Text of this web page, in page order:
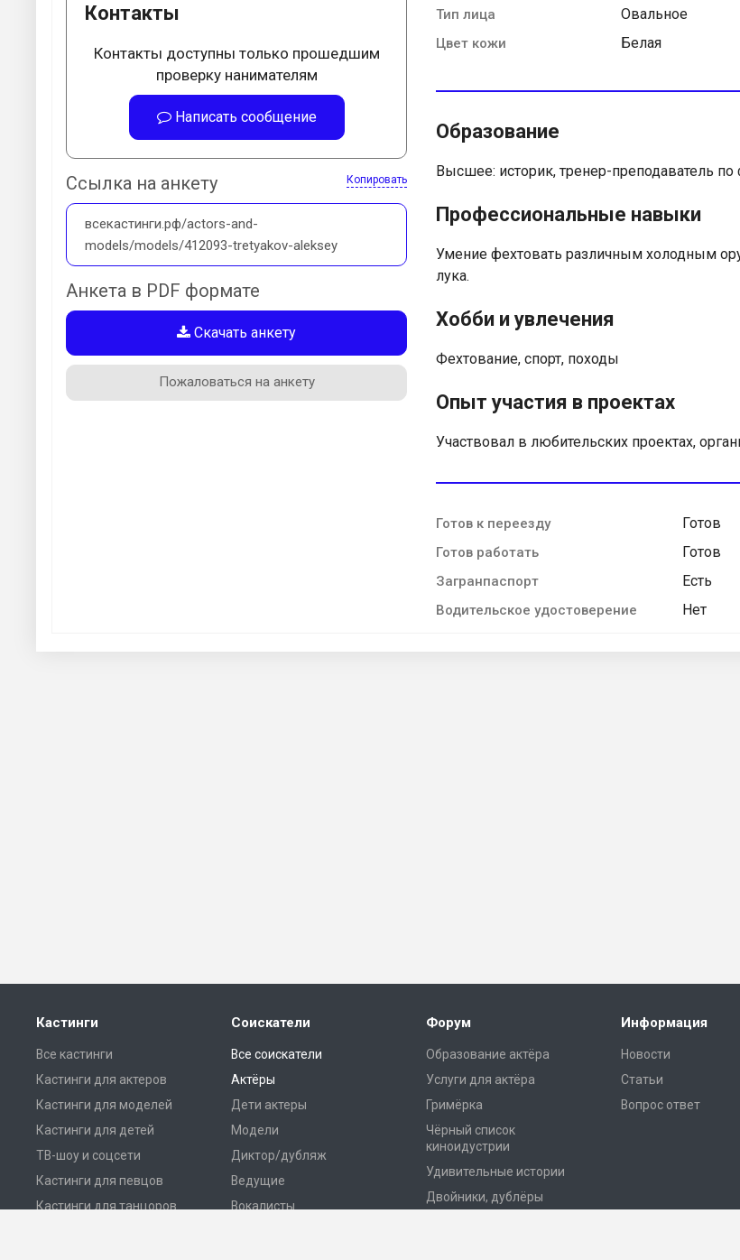
Контакты
Контакты доступны только прошедшим
проверку нанимателям
Написать сообщение
Ссылка на анкету Копировать
всекастинги.рф/actors-and-
models/models/412093-tretyakov-aleksey
Анкета в PDF формате
Скачать анкету
Пожаловаться на анкету
Тип лица Овальное
Цвет кожи Белая
Образование
Высшее: историк, тренер-преподаватель
Профессиональные навыки
Умение фехтовать различным холодным
лука.
Хобби и увлечения
Фехтование, спорт, походы
Опыт участия в проектах
Участвовал в любительских проектах,
Готов к переезду Готов
Готов работать Готов
Загранпаспорт Есть
Водительское удостоверение Нет
Кастинги
Все кастинги
Кастинги для актеров
Кастинги для моделей
Кастинги для детей
ТВ-шоу и соцсети
Кастинги для певцов
Кастинги для танцоров
Соискатели
Все соискатели
Актёры
Дети актеры
Модели
Диктор/дубляж
Ведущие
Вокалисты
Форум
Образование актёра
Услуги для актёра
Гримёрка
Чёрный список
киноидустрии
Удивительные истории
Двойники, дублёры
Информация
Новости
Статьи
Вопрос ответ